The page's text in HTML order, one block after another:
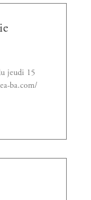
jeudi 15
ba.com/